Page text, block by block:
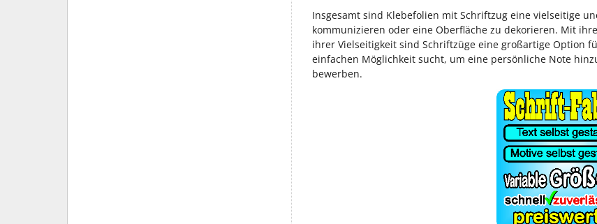
Insgesamt sind Klebefolien mit Schriftzug eine vielseitige
kommunizieren oder eine Oberfläche zu dekorieren. Mit
ihrer Vielseitigkeit sind Schriftzüge eine großartige Option
einfachen Möglichkeit sucht, um eine persönliche Note
bewerben.